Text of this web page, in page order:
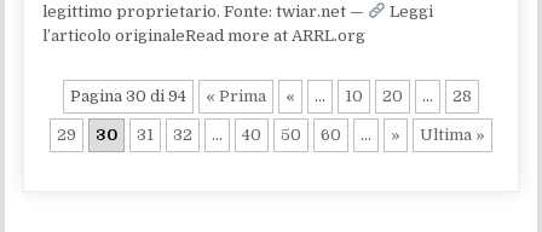
legittimo proprietario. Fonte: twiar.net —
Leggi
l’articolo originaleRead more at ARRL.org
Pagina 30 di 94 « Prima « ... 10 20 ... 28
29 30 31 32 ... 40 50 60 ... » Ultima »